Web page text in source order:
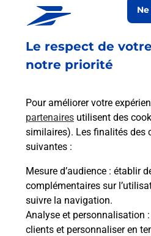
Le respect de
notre priorité
Pour améliorer votre
partenaires utilisent des
similaires). Les finalités des
suivantes :
Mesure d’audience : établir
complémentaires sur
suivre la navigation.
Analyse et personnalisation
clients et personnaliser en
En savoir plus
Code de la route auto ou
Découvrez l'offre proposée
En savoir plus
Permis Bateau
Vous cherchez à passer
Loudeac (22604) ?
La Poste.